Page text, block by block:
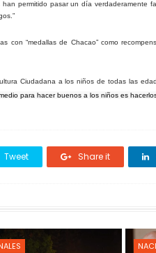
permitido pasar un día verdaderamente
con “medallas de Chacao” como
Ciudadana a los niños de todas las
para hacer buenos a los niños es
Tweet Share it